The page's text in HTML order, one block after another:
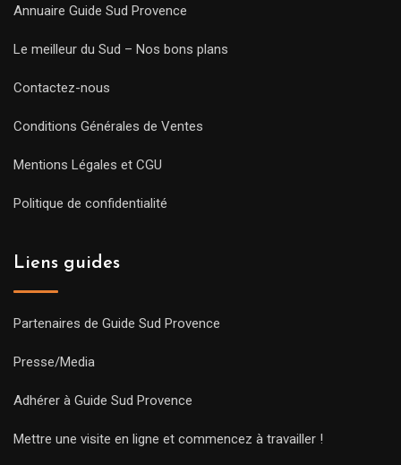
Annuaire Guide Sud Provence
Le meilleur du Sud – Nos bons plans
Contactez-nous
Conditions Générales de Ventes
Mentions Légales et CGU
Politique de confidentialité
Liens guides
Partenaires de Guide Sud Provence
Presse/Media
Adhérer à Guide Sud Provence
Mettre une visite en ligne et commencez à travailler !